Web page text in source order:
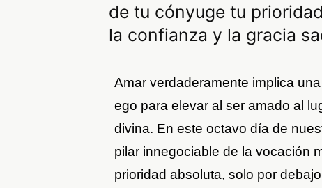
de tu cónyuge tu
la confianza y la gracia
Amar verdaderamente implica
ego para elevar al ser amado al
divina. En este octavo día de
pilar innegociable de la vocación
prioridad absoluta, solo por